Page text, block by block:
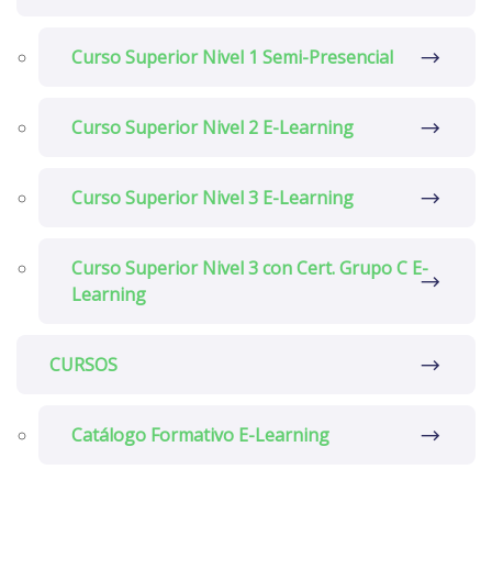
Curso Superior Nivel 1 Semi-Presencial
Curso Superior Nivel 2 E-Learning
Curso Superior Nivel 3 E-Learning
Curso Superior Nivel 3 con Cert. Grupo C E-
Learning
CURSOS
Catálogo Formativo E-Learning